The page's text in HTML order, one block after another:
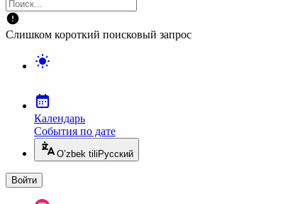
Слишком короткий поисковый запрос
Календарь
События по дате
O’zbek tili Русский
Войти